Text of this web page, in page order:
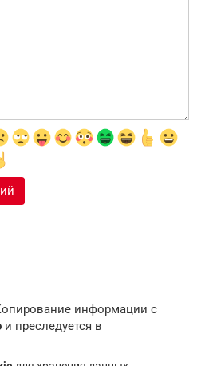
информации с
и преследуется в